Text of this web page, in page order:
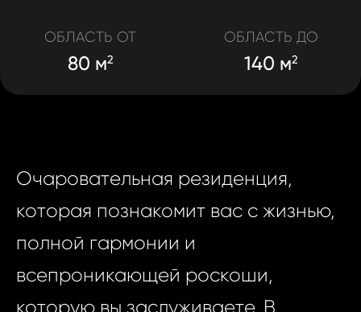
ОБЛАСТЬ ОТ
80 м2
ОБЛАСТЬ ДО
140 м2
Очаровательная резиденция,
которая познакомит вас с жизнью,
полной гармонии и
всепроникающей роскоши,
которую вы заслуживаете. В